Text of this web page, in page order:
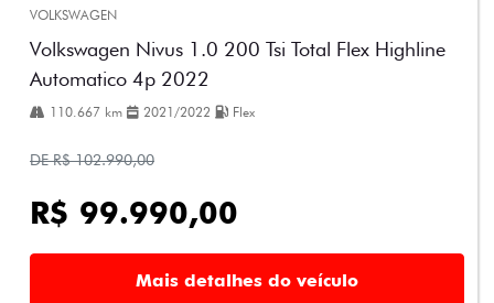
VOLKSWAGEN
Volkswagen Nivus 1.0 200 Tsi Total Flex Highline
Automatico 4p 2022
110.667 km 2021/2022 Flex
DE R$ 102.990,00
R$ 99.990,00
Mais detalhes do veículo